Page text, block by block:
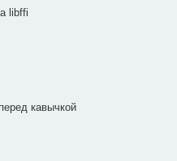
libffi
кавычкой